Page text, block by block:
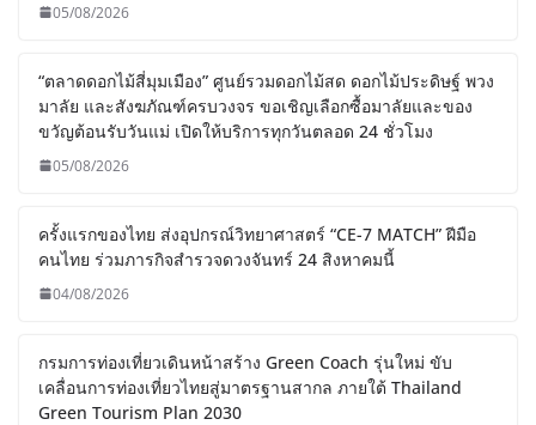
05/08/2026
“ตลาดดอกไม้สี่มุมเมือง” ศูนย์รวมดอกไม้สด ดอกไม้ประดิษฐ์ พวง
มาลัย และสังฆภัณฑ์ครบวงจร ขอเชิญเลือกซื้อมาลัยและของ
ขวัญต้อนรับวันแม่ เปิดให้บริการทุกวันตลอด 24 ชั่วโมง
05/08/2026
ครั้งแรกของไทย ส่งอุปกรณ์วิทยาศาสตร์ “CE-7 MATCH” ฝีมือ
คนไทย ร่วมภารกิจสำรวจดวงจันทร์ 24 สิงหาคมนี้
04/08/2026
กรมการท่องเที่ยวเดินหน้าสร้าง Green Coach รุ่นใหม่ ขับ
เคลื่อนการท่องเที่ยวไทยสู่มาตรฐานสากล ภายใต้ Thailand
Green Tourism Plan 2030